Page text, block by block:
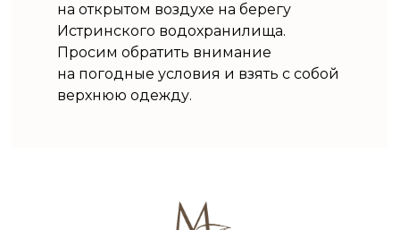
на открытом воздухе на берегу
Истринского водохранилища.
Просим обратить внимание
на погодные условия и взять с собой
верхнюю одежду.